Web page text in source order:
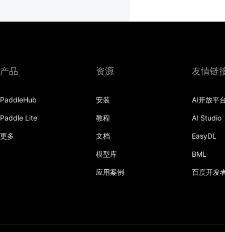
产品
PaddleHub
Paddle Lite
更多
资源
安装
教程
文档
模型库
应用案例
友情链
AI开放平
AI Studio
EasyDL
BML
百度开发